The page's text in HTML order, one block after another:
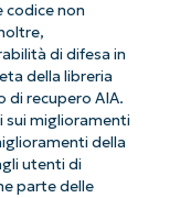
codice non
di difesa in
della libreria
di recupero AIA.
sui miglioramenti
della
utenti di
parte delle